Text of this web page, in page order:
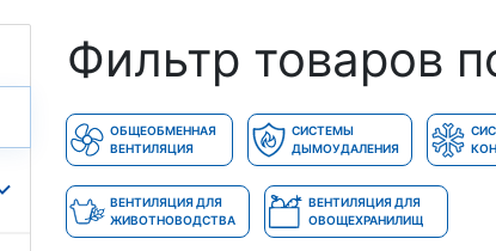
Фильтр товаров
ОБЩЕОБМЕННАЯ
ВЕНТИЛЯЦИЯ
СИСТЕМЫ
ДЫМОУДАЛЕНИЯ
ВЕНТИЛЯЦИЯ ДЛЯ
ЖИВОТНОВОДСТВА
ВЕНТИЛЯЦИЯ ДЛЯ
ОВОЩЕХРАНИЛИЩ